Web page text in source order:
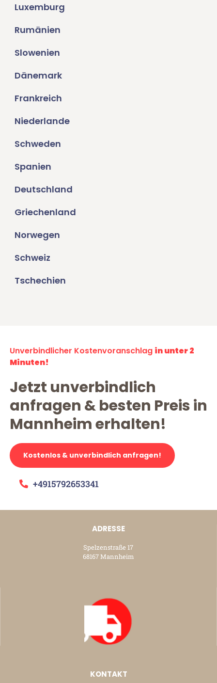
Luxemburg
Rumänien
Slowenien
Dänemark
Frankreich
Niederlande
Schweden
Spanien
Deutschland
Griechenland
Norwegen
Schweiz
Tschechien
Unverbindlicher Kostenvoranschlag in unter 2
Minuten!
Jetzt unverbindlich
anfragen & besten Preis in
Mannheim erhalten!
Kostenlos & unverbindlich anfragen!
+4915792653341
ADRESSE
Spelzenstraße 17
68167 Mannheim
KONTAKT